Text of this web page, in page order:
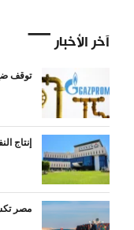
آخر الأخبار
توقف ضخ
إنتاج
مصر